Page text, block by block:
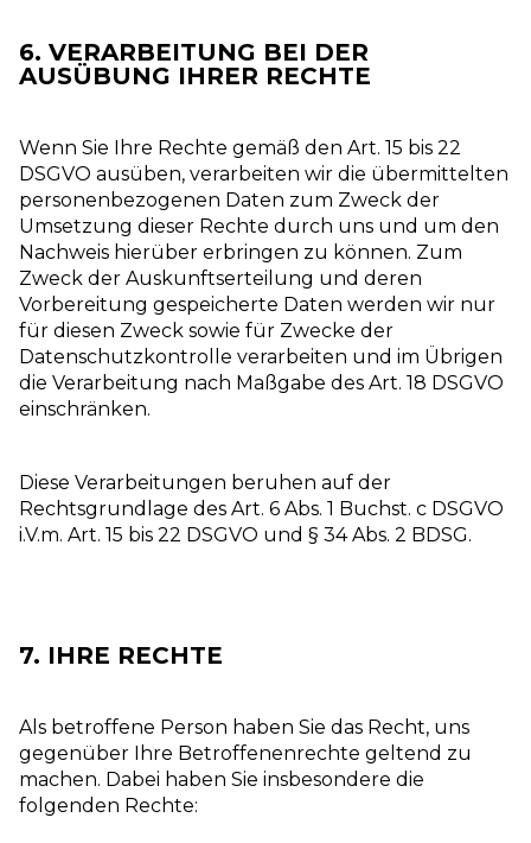
6. VERARBEITUNG BEI DER
AUSÜBUNG IHRER RECHTE
Wenn Sie Ihre Rechte gemäß den Art. 15 bis 22
DSGVO ausüben, verarbeiten wir die übermittelten
personenbezogenen Daten zum Zweck der
Umsetzung dieser Rechte durch uns und um den
Nachweis hierüber erbringen zu können. Zum
Zweck der Auskunftserteilung und deren
Vorbereitung gespeicherte Daten werden wir nur
für diesen Zweck sowie für Zwecke der
Datenschutzkontrolle verarbeiten und im Übrigen
die Verarbeitung nach Maßgabe des Art. 18 DSGVO
einschränken.
Diese Verarbeitungen beruhen auf der
Rechtsgrundlage des Art. 6 Abs. 1 Buchst. c DSGVO
i.V.m. Art. 15 bis 22 DSGVO und § 34 Abs. 2 BDSG.
7. IHRE RECHTE
Als betroffene Person haben Sie das Recht, uns
gegenüber Ihre Betroffenenrechte geltend zu
machen. Dabei haben Sie insbesondere die
folgenden Rechte: